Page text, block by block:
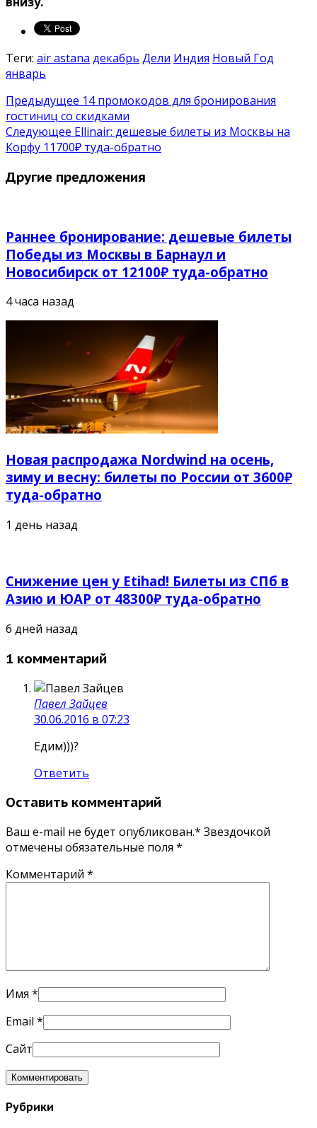
Теги: air astana декабрь Дели Индия Новый Год
январь
Предыдущее 14 промокодов для бронирования
гостиниц со скидками
Следующее Ellinair: дешевые билеты из Москвы на
Корфу 11700₽ туда-обратно
Другие предложения
Раннее бронирование: дешевые билеты
Победы из Москвы в Барнаул и
Новосибирск от 12100₽ туда-обратно
4 часа назад
Новая распродажа Nordwind на осень,
зиму и весну: билеты по России от 3600₽
туда-обратно
1 день назад
Снижение цен у Etihad! Билеты из СПб в
Азию и ЮАР от 48300₽ туда-обратно
6 дней назад
1 комментарий
Павел Зайцев
30.06.2016 в 07:23
Едим)))?
Ответить
Оставить комментарий
Ваш e-mail не будет опубликован.* Звездочкой
отмечены обязательные поля *
Комментарий *
Имя *
Email *
Сайт
Рубрики